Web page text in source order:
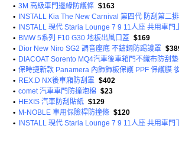
• 3M 高級車門邊緣防護條 $163
•
•
INSTALL 現代 Staria Lounge 7 9 11人座 共用車門
• BMW 5系列 F10 G30 地板出風口蓋 $169
• Dior New Niro SG2 調音座底 不鏽鋼防踢護罩
• DIACOAT Sorento MQ4汽車後車箱門不織布防刮墊
• 保時捷新款 Panamera 內飾飾板保護 PPF 保護膜
• REX.D NX後車廂防刮罩 $402
• comet 汽車車門防撞泡棉 $23
• HEXIS 汽車防刮貼紙 $129
• M-NOBLE 車用保險桿防撞條 $120
•